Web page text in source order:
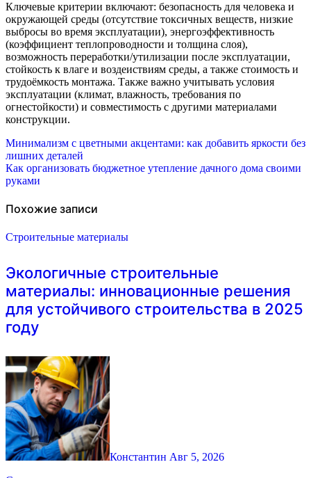
Ключевые критерии включают: безопасность для человека и
окружающей среды (отсутствие токсичных веществ, низкие
выбросы во время эксплуатации), энергоэффективность
(коэффициент теплопроводности и толщина слоя),
возможность переработки/утилизации после эксплуатации,
стойкость к влаге и воздеиствиям среды, а также стоимость и
трудоёмкость монтажа. Также важно учитывать условия
эксплуатации (климат, влажность, требования по
огнестойкости) и совместимость с другими материалами
конструкции.
Навигация
по
записям
Минимализм с цветными акцентами: как добавить яркости без
лишних деталей
Как организовать бюджетное утепление дачного дома своими
руками
Похожие записи
Строительные материалы
Экологичные строительные
материалы: инновационные решения
для устойчивого строительства в 2025
году
Константин Авг 5, 2026